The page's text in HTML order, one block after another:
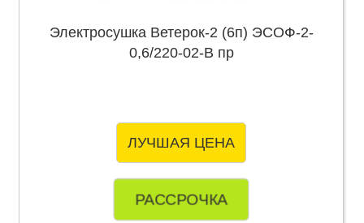
Электросушка Ветерок-2 (6п) ЭСОФ-2-
0,6/220-02-В пр
ЛУЧШАЯ ЦЕНА
РАССРОЧКА